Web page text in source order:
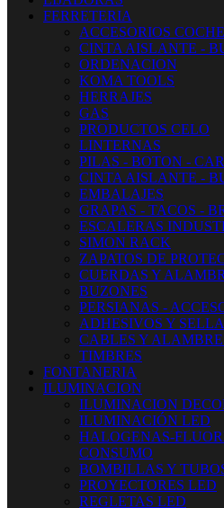
FERRETERIA
ACCESORIOS
CINTA AISLANTE -
ORDENACION
KOMA TOOLS
HERRAJES
GAS
PRODUCTOS CELO
LINTERNAS
PILAS - BOTON -
CINTA AISLANTE -
EMBALAJES
GRAPAS - TACOS -
ESCALERAS
SIMON RACK
ZAPATOS DE
CUERDAS Y
BUZONES
PERSIANAS -
ADHESIVOS Y
CABLES Y
TIMBRES
FONTANERIA
ILUMINACION
ILUMINACION
ILUMINACIÓN LED
HALOGENAS-
CONSUMO
BOMBILLAS Y
PROYECTORES LED
REGLETAS LED